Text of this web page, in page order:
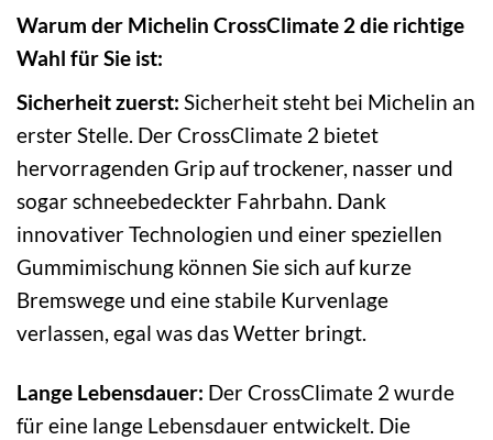
Warum der Michelin CrossClimate 2 die richtige
Wahl für Sie ist:
Sicherheit zuerst: Sicherheit steht bei Michelin an
erster Stelle. Der CrossClimate 2 bietet
hervorragenden Grip auf trockener, nasser und
sogar schneebedeckter Fahrbahn. Dank
innovativer Technologien und einer speziellen
Gummimischung können Sie sich auf kurze
Bremswege und eine stabile Kurvenlage
verlassen, egal was das Wetter bringt.
Lange Lebensdauer: Der CrossClimate 2 wurde
für eine lange Lebensdauer entwickelt. Die